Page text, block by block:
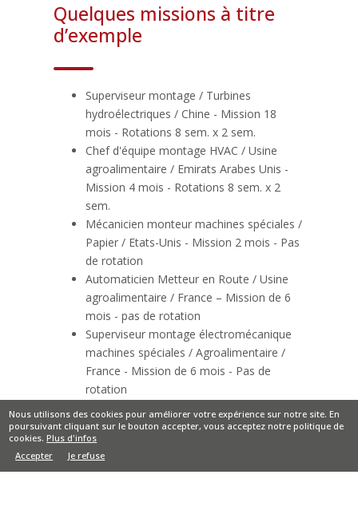
Quelques missions à titre
d’exemple
Superviseur montage / Turbines
hydroélectriques / Chine - Mission 18
mois - Rotations 8 sem. x 2 sem.
Chef d'équipe montage HVAC / Usine
agroalimentaire / Emirats Arabes Unis -
Mission 4 mois - Rotations 8 sem. x 2
sem.
Mécanicien monteur machines spéciales /
Papier / Etats-Unis - Mission 2 mois - Pas
de rotation
Automaticien Metteur en Route / Usine
agroalimentaire / France – Mission de 6
mois - pas de rotation
Superviseur montage électromécanique
machines spéciales / Agroalimentaire /
France - Mission de 6 mois - Pas de
rotation
logistique / Croatie - Mission de 6 mois -
Rotations 5 sem. x 1 sem.
Superviseur tuyauterie / Equipements
Nous utilisons des cookies pour améliorer votre expérience sur notre site. En
poursuivant cliquant sur le bouton accepter, vous acceptez notre politique de
cookies. Plus d'infos
Accepter
Je refuse